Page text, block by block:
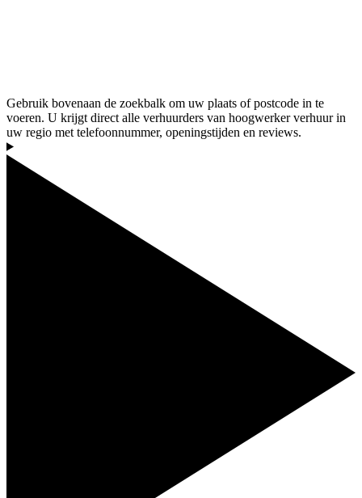
Gebruik bovenaan de zoekbalk om uw plaats of postcode in te
voeren. U krijgt direct alle verhuurders van hoogwerker verhuur in
uw regio met telefoonnummer, openingstijden en reviews.